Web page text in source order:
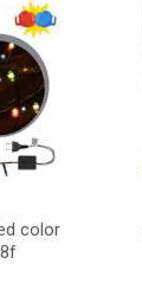
color